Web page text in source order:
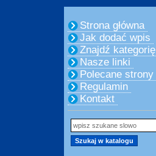
Strona główna
Jak dodać wpis
Znajdź kategorię
Nasze linki
Polecane strony
Regulamin
Kontakt